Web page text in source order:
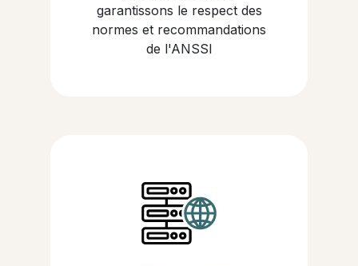
garantissons le respect des
normes et recommandations
de l'ANSSI